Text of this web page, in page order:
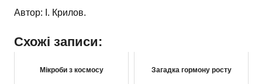
Автор: І. Крилов.
Схожі записи:
Мікроби з космосу Загадка гормону росту